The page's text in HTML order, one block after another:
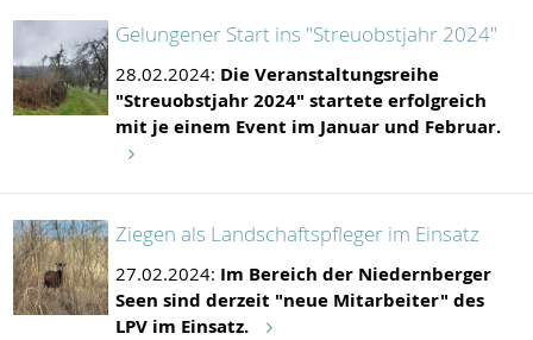
Gelungener Start ins "Streuobstjahr 2024"
28.02.2024: Die Veranstaltungsreihe
"Streuobstjahr 2024" startete erfolgreich
mit je einem Event im Januar und Februar.
Ziegen als Landschaftspfleger im Einsatz
27.02.2024: Im Bereich der Niedernberger
Seen sind derzeit "neue Mitarbeiter" des
LPV im Einsatz.